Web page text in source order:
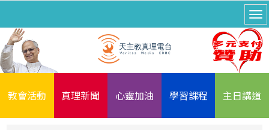
教會活動 真理新聞 心靈加油 學習課程 主日講道